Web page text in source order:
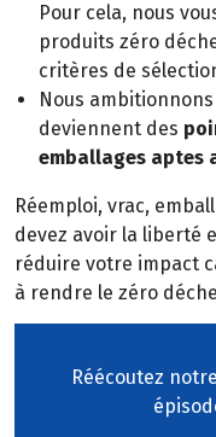
Pour cela, nous
produits zéro
critères de
Nous
deviennent des
emballages aptes
Réemploi, vrac,
devez avoir la liberté
réduire votre impact
à rendre le zéro
Réécoutez